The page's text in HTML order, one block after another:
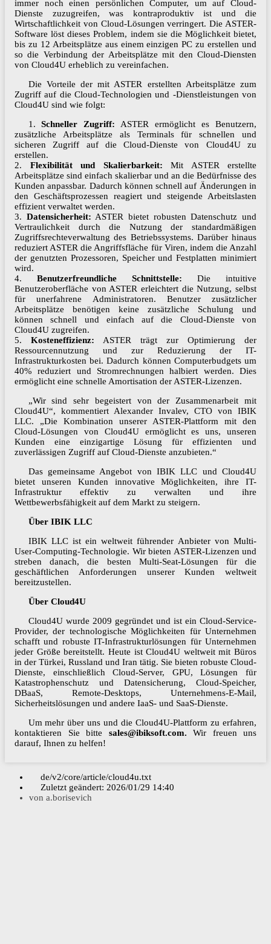
immer noch einen persönlichen Computer, um auf Cloud-
Dienste zuzugreifen, was kontraproduktiv ist und die
Wirtschaftlichkeit von Cloud-Lösungen verringert. Die ASTER-
Software löst dieses Problem, indem sie die Möglichkeit bietet,
bis zu 12 Arbeitsplätze aus einem einzigen PC zu erstellen und
so die Verbindung der Arbeitsplätze mit den Cloud-Diensten
von Cloud4U erheblich zu vereinfachen.
Die Vorteile der mit ASTER erstellten Arbeitsplätze zum
Zugriff auf die Cloud-Technologien und -Dienstleistungen von
Cloud4U sind wie folgt:
1.Schneller Zugriff: ASTER ermöglicht es Benutzern,
zusätzliche Arbeitsplätze als Terminals für schnellen und
sicheren Zugriff auf die Cloud-Dienste von Cloud4U zu
erstellen.
2. Flexibilität und Skalierbarkeit: Mit ASTER erstellte
Arbeitsplätze sind einfach skalierbar und an die Bedürfnisse des
Kunden anpassbar. Dadurch können schnell auf Änderungen in
den Geschäftsprozessen reagiert und steigende Arbeitslasten
effizient verwaltet werden.
3. Datensicherheit: ASTER bietet robusten Datenschutz und
Vertraulichkeit durch die Nutzung der standardmäßigen
Zugriffsrechteverwaltung des Betriebssystems. Darüber hinaus
reduziert ASTER die Angriffsfläche für Viren, indem die Anzahl
der genutzten Prozessoren, Speicher und Festplatten minimiert
wird.
4. Benutzerfreundliche Schnittstelle: Die intuitive
Benutzeroberfläche von ASTER erleichtert die Nutzung, selbst
für unerfahrene Administratoren. Benutzer zusätzlicher
Arbeitsplätze benötigen keine zusätzliche Schulung und
können schnell und einfach auf die Cloud-Dienste von
Cloud4U zugreifen.
5. Kosteneffizienz: ASTER trägt zur Optimierung der
Ressourcennutzung und zur Reduzierung der IT-
Infrastrukturkosten bei. Dadurch können Computerbudgets um
40% reduziert und Stromrechnungen halbiert werden. Dies
ermöglicht eine schnelle Amortisation der ASTER-Lizenzen.
„Wir sind sehr begeistert von der Zusammenarbeit mit
Cloud4U“, kommentiert Alexander Invalev, CTO von IBIK
LLC. „Die Kombination unserer ASTER-Plattform mit den
Cloud-Lösungen von Cloud4U ermöglicht es uns, unseren
Kunden eine einzigartige Lösung für effizienten und
zuverlässigen Zugriff auf Cloud-Dienste anzubieten.“
Das gemeinsame Angebot von IBIK LLC und Cloud4U
bietet unseren Kunden innovative Möglichkeiten, ihre IT-
Infrastruktur effektiv zu verwalten und ihre
Wettbewerbsfähigkeit auf dem Markt zu steigern.
Über IBIK LLC
IBIK LLC ist ein weltweit führender Anbieter von Multi-
User-Computing-Technologie. Wir bieten ASTER-Lizenzen und
streben danach, die besten Multi-Seat-Lösungen für die
geschäftlichen Anforderungen unserer Kunden weltweit
bereitzustellen.
Über Cloud4U
Cloud4U wurde 2009 gegründet und ist ein Cloud-Service-
Provider, der technologische Möglichkeiten für Unternehmen
schafft und robuste IT-Infrastrukturlösungen für Unternehmen
jeder Größe bereitstellt. Heute ist Cloud4U weltweit mit Büros
in der Türkei, Russland und Iran tätig. Sie bieten robuste Cloud-
Dienste, einschließlich Cloud-Server, GPU, Lösungen für
Katastrophenschutz und Datensicherung, Cloud-Speicher,
DBaaS, Remote-Desktops, Unternehmens-E-Mail,
Sicherheitslösungen und andere IaaS- und SaaS-Dienste.
Um mehr über uns und die Cloud4U-Plattform zu erfahren,
kontaktieren Sie bitte sales@ibiksoft.com. Wir freuen uns
darauf, Ihnen zu helfen!
de/v2/core/article/cloud4u.txt
Zuletzt geändert: 2026/01/29 14:40
von a.borisevich